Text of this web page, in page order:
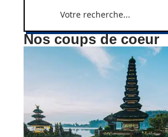
Nos coups de coeur